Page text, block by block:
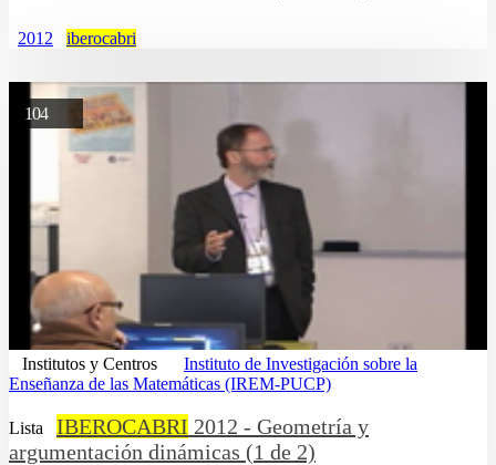
2012 iberocabri
104
Institutos y Centros
Instituto de Investigación sobre la
Enseñanza de las Matemáticas (IREM-PUCP)
Lista IBEROCABRI 2012 - Geometría y
argumentación dinámicas (1 de 2)